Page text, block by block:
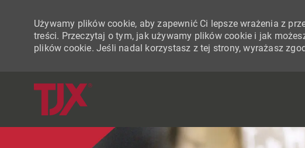
Używamy plików cookie, aby zapewnić Ci lepsze wrażenia z
treści. Przeczytaj o tym, jak używamy plików cookie i jak
plików cookie. Jeśli nadal korzystasz z tej strony, wyrażasz